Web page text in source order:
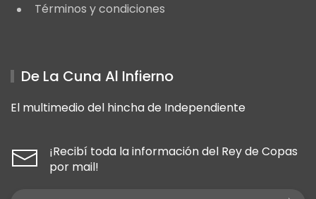
Términos y condiciones
De La Cuna Al Infierno
El multimedio del hincha de Independiente
¡Recibí toda la información del Rey de Copas
por mail!